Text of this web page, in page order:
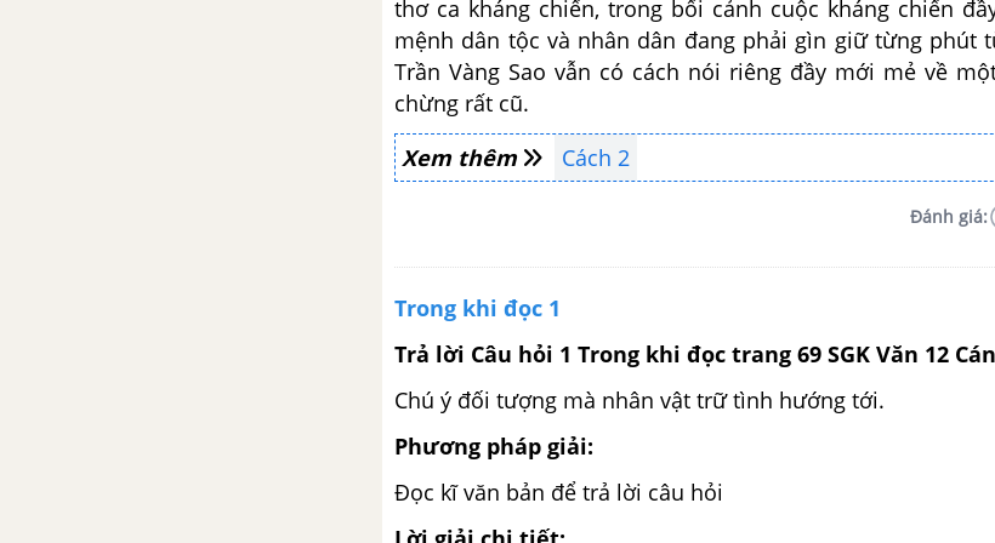
thơ ca kháng chiến, trong bối cảnh cuộc kháng chiến
mệnh dân tộc và nhân dân đang phải gìn giữ từng phút
Trần Vàng Sao vẫn có cách nói riêng đầy mới mẻ về
chừng rất cũ.
Xem thêm
Cách 2
Đánh giá:
Trong khi đọc 1
Trả lời Câu hỏi 1 Trong khi đọc trang 69 SGK Văn 12
Chú ý đối tượng mà nhân vật trữ tình hướng tới.
Phương pháp giải:
Đọc kĩ văn bản để trả lời câu hỏi